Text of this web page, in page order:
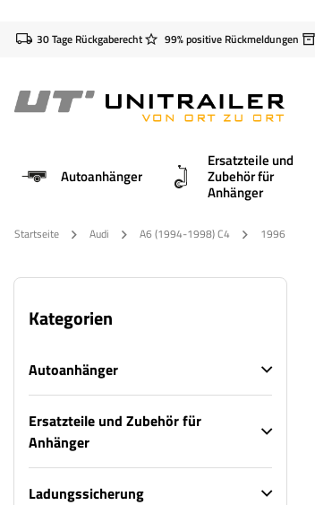
30 Tage Rückgaberecht 99% positive Rückmeldungen
Autoanhänger
Ersatzteile und
Zubehör für
Anhänger
Startseite Audi A6 (1994-1998) C4 1996
Kategorien
Autoanhänger
Ersatzteile und Zubehör für
Anhänger
Ladungssicherung